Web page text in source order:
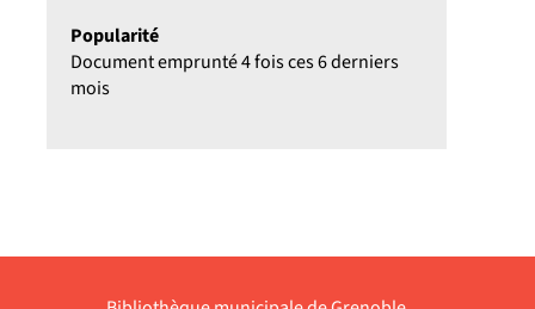
Popularité
Document emprunté 4 fois ces 6 derniers
mois